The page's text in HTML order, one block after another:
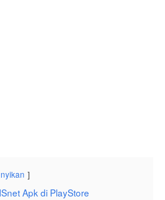
Apk di PlayStore